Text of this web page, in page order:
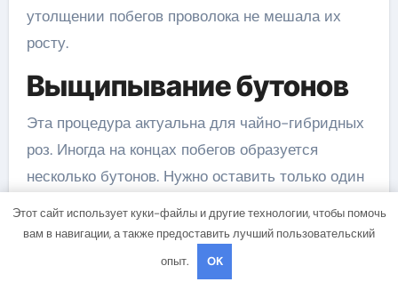
утолщении побегов проволока не мешала их
росту.
Выщипывание бутонов
Эта процедура актуальна для чайно-гибридных
роз. Иногда на концах побегов образуется
несколько бутонов. Нужно оставить только один
для получения крупного цветка. Все остальные
бутоны выщипывают по мере их появления.
Этот сайт использует куки-файлы и другие технологии, чтобы помочь
вам в навигации, а также предоставить лучший пользовательский
опыт.
OK